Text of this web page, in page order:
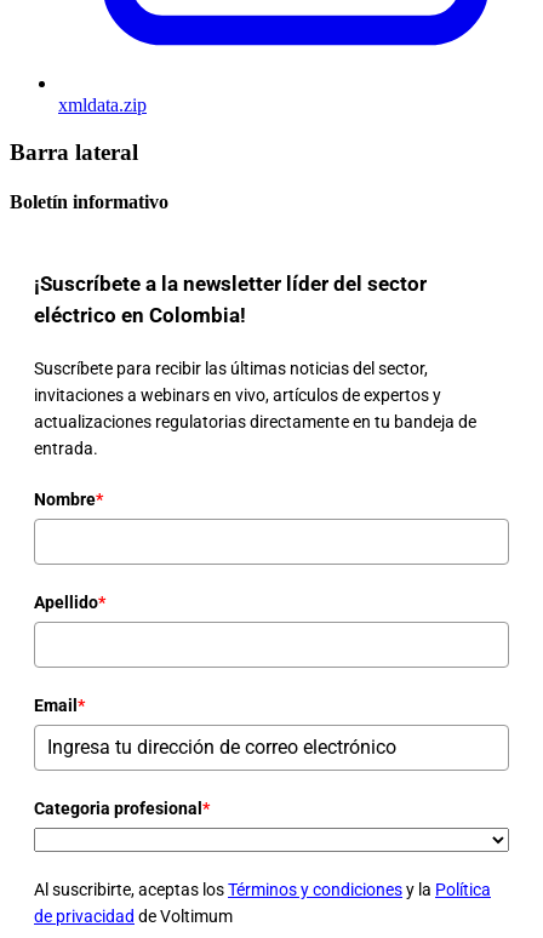
xmldata.zip
Barra lateral
Boletín informativo
¡Suscríbete a la newsletter líder del sector
eléctrico en Colombia!
Suscríbete para recibir las últimas noticias del sector,
invitaciones a webinars en vivo, artículos de expertos y
actualizaciones regulatorias directamente en tu bandeja de
entrada.
Nombre*
Apellido*
Email *
Categoria profesional *
Al suscribirte, aceptas losTérminos y condicionesy la Política
de privacidad de Voltimum